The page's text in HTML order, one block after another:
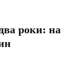
роки: на